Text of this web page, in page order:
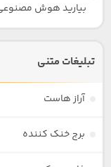
بیارید هوش
تبلیغات متنی
آراز هاست
برج خنک کننده